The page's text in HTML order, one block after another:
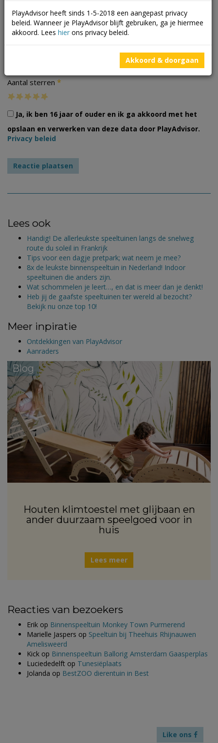
Aantal sterren *
Ja, ik ben 16 jaar of ouder en ik ga akkoord met het
opslaan en verwerken van deze data door PlayAdvisor.
Privacy beleid
Lees ook
Handig! De allerleukste speeltuinen langs de snelweg
route du soleil in Frankrijk
Tips voor een dagje pretpark; wat neem je mee?
8x de leukste binnenspeeltuin in Nederland! Indoor
speeltuinen die anders zijn.
Wat schommelen je leert…, en dat is meer dan je denkt!
Heb jij de gaafste speeltuinen ter wereld al bezocht?
Bekijk nu onze top 10!
Meer inpiratie
Ontdekkingen van PlayAdvisor
Aanraders
Blog
Houten klimtoestel met glijbaan en
ander duurzaam speelgoed voor in
huis
Lees meer
Reacties van bezoekers
Erik op Binnenspeeltuin Monkey Town Purmerend
Marielle Jaspers op Speeltuin bij Theehuis Rhijnauwen
Amelisweerd
Kick op Binnenspeeltuin Ballorig Amsterdam Gaasperplas
Luciededelft op Tunesiëplaats
Jolanda op BestZOO dierentuin in Best
Like ons
PlayAdvisor heeft sinds 1-5-2018 een aangepast privacy
beleid. Wanneer je PlayAdvisor blijft gebruiken, ga je hiermee
akkoord. Lees hier ons privacy beleid.
Akkoord & doorgaan